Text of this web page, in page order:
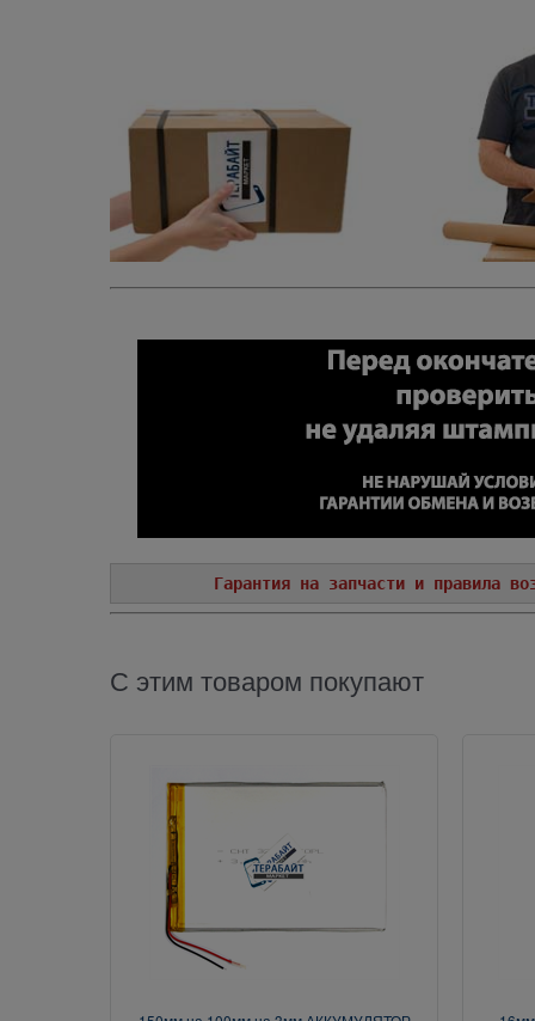
Гарантия на запчасти и правила
С этим товаром покупают